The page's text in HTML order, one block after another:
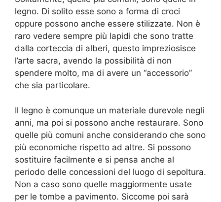
legno. Di solito esse sono a forma di croci
oppure possono anche essere stilizzate. Non è
raro vedere sempre più lapidi che sono tratte
dalla corteccia di alberi, questo impreziosisce
l’arte sacra, avendo la possibilità di non
spendere molto, ma di avere un “accessorio”
che sia particolare.
Il legno è comunque un materiale durevole negli
anni, ma poi si possono anche restaurare. Sono
quelle più comuni anche considerando che sono
più economiche rispetto ad altre. Si possono
sostituire facilmente e si pensa anche al
periodo delle concessioni del luogo di sepoltura.
Non a caso sono quelle maggiormente usate
per le tombe a pavimento. Siccome poi sarà